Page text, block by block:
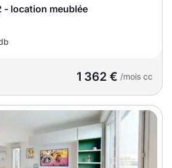
- location meublée
1 362 € /mois cc